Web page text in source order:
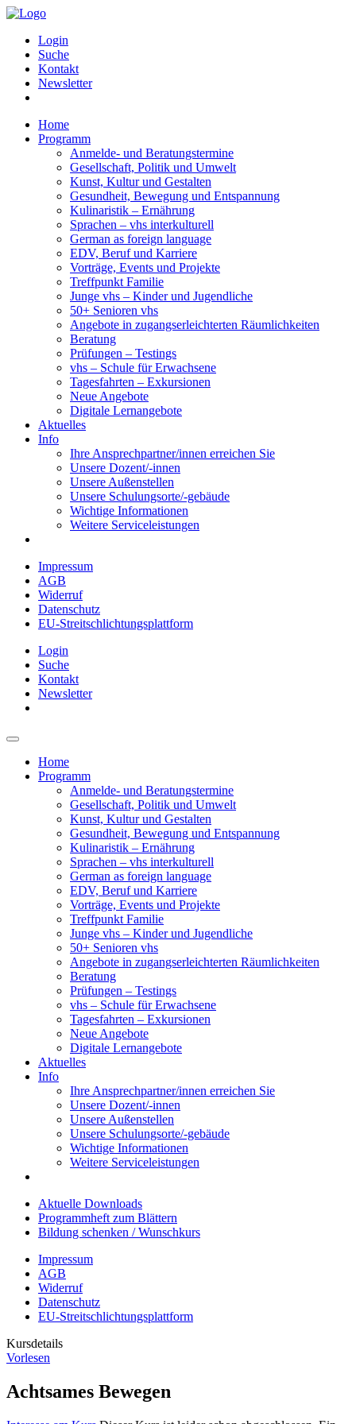
Login
Suche
Kontakt
Newsletter
Home
Programm
Anmelde- und Beratungstermine
Gesellschaft, Politik und Umwelt
Kunst, Kultur und Gestalten
Gesundheit, Bewegung und Entspannung
Kulinaristik – Ernährung
Sprachen – vhs interkulturell
German as foreign language
EDV, Beruf und Karriere
Vorträge, Events und Projekte
Treffpunkt Familie
Junge vhs – Kinder und Jugendliche
50+ Senioren vhs
Angebote in zugangserleichterten Räumlichkeiten
Beratung
Prüfungen – Testings
vhs – Schule für Erwachsene
Tagesfahrten – Exkursionen
Neue Angebote
Digitale Lernangebote
Aktuelles
Info
Ihre Ansprechpartner/innen erreichen Sie
Unsere Dozent/-innen
Unsere Außenstellen
Unsere Schulungsorte/-gebäude
Wichtige Informationen
Weitere Serviceleistungen
Impressum
AGB
Widerruf
Datenschutz
EU-Streitschlichtungsplattform
Login
Suche
Kontakt
Newsletter
Home
Programm
Anmelde- und Beratungstermine
Gesellschaft, Politik und Umwelt
Kunst, Kultur und Gestalten
Gesundheit, Bewegung und Entspannung
Kulinaristik – Ernährung
Sprachen – vhs interkulturell
German as foreign language
EDV, Beruf und Karriere
Vorträge, Events und Projekte
Treffpunkt Familie
Junge vhs – Kinder und Jugendliche
50+ Senioren vhs
Angebote in zugangserleichterten Räumlichkeiten
Beratung
Prüfungen – Testings
vhs – Schule für Erwachsene
Tagesfahrten – Exkursionen
Neue Angebote
Digitale Lernangebote
Aktuelles
Info
Ihre Ansprechpartner/innen erreichen Sie
Unsere Dozent/-innen
Unsere Außenstellen
Unsere Schulungsorte/-gebäude
Wichtige Informationen
Weitere Serviceleistungen
Aktuelle Downloads
Programmheft zum Blättern
Bildung schenken / Wunschkurs
Impressum
AGB
Widerruf
Datenschutz
EU-Streitschlichtungsplattform
Kursdetails
Vorlesen
Achtsames Bewegen